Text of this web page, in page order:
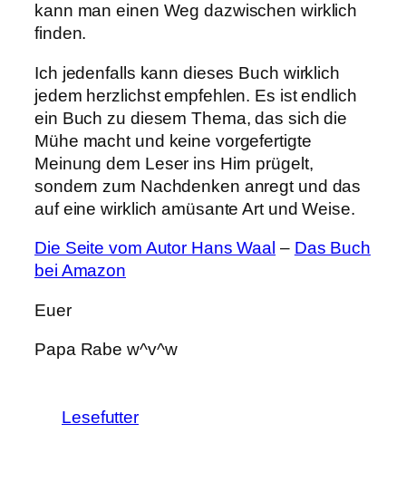
kann man einen Weg dazwischen wirklich
finden.
Ich jedenfalls kann dieses Buch wirklich
jedem herzlichst empfehlen. Es ist endlich
ein Buch zu diesem Thema, das sich die
Mühe macht und keine vorgefertigte
Meinung dem Leser ins Hirn prügelt,
sondern zum Nachdenken anregt und das
auf eine wirklich amüsante Art und Weise.
Die Seite vom Autor Hans Waal – Das Buch
bei Amazon
Euer
Papa Rabe w^v^w
Lesefutter